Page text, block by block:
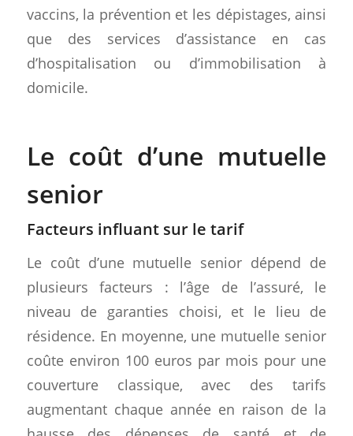
vaccins, la prévention et les dépistages, ainsi
que des services d’assistance en cas
d’hospitalisation ou d’immobilisation à
domicile.
Le coût d’une mutuelle
senior
Facteurs influant sur le tarif
Le coût d’une mutuelle senior dépend de
plusieurs facteurs : l’âge de l’assuré, le
niveau de garanties choisi, et le lieu de
résidence. En moyenne, une mutuelle senior
coûte environ 100 euros par mois pour une
couverture classique, avec des tarifs
augmentant chaque année en raison de la